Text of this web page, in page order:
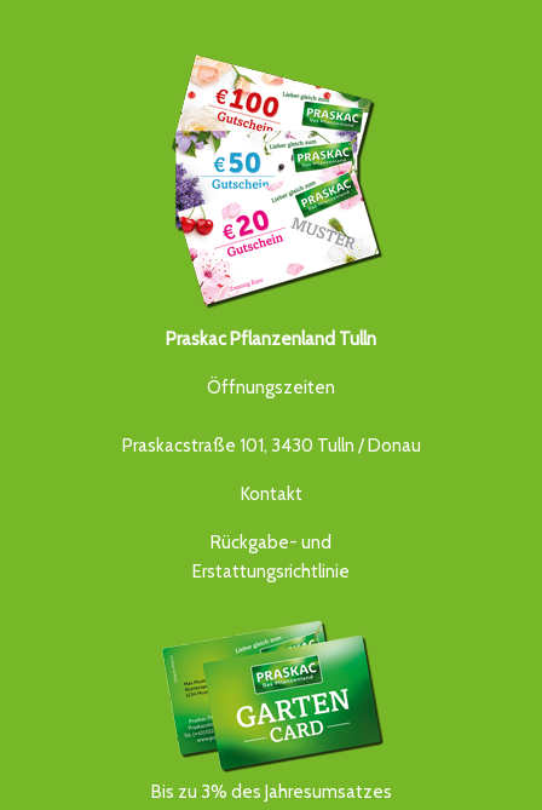
Praskac Pflanzenland Tulln
Öffnungszeiten
Praskacstraße 101, 3430 Tulln / Donau
Kontakt
Rückgabe- und
Erstattungsrichtlinie
Bis zu 3% des Jahresumsatzes